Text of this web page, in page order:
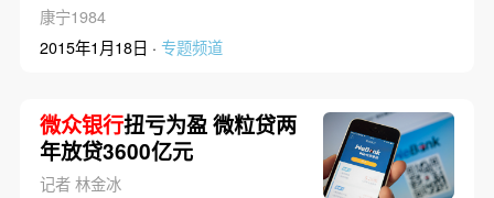
康宁1984
2015年1月18日 · 专题频道
微众银行扭亏为盈 微粒贷两
年放贷3600亿元
记者 林金冰